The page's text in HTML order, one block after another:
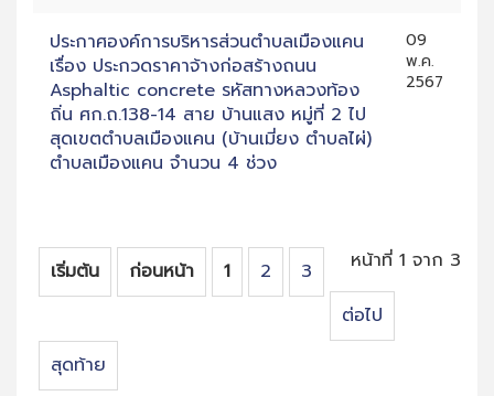
ประกาศองค์การบริหารส่วนตำบลเมืองแคน
เรื่อง ประกวดราคาจ้างก่อสร้างถนน
Asphaltic concrete รหัสทางหลวงท้อง
ถิ่น ศก.ถ.138-14 สาย บ้านแสง หมู่ที่ 2 ไป
สุดเขตตำบลเมืองแคน (บ้านเมี่ยง ตำบลไผ่)
ตำบลเมืองแคน จำนวน 4 ช่วง
09
พ.ค.
2567
หน้าที่ 1 จาก 3
เริ่มต้น ก่อนหน้า 1 2
3
ต่อไป
สุดท้าย